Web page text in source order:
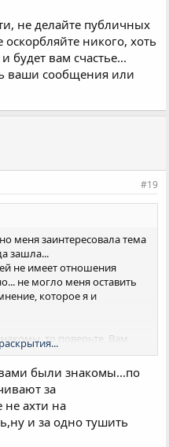
не делайте публичных
никого, хоть
будет вам счастье...
ваши сообщения или
#19
меня заинтересовала тема
зашла...
не имеет отношения
не могло меня оставить
которое я и
то поверьте, Вам
меня можно к чему-либо
были знакомы...по
за
ахти на
и за одно тушить